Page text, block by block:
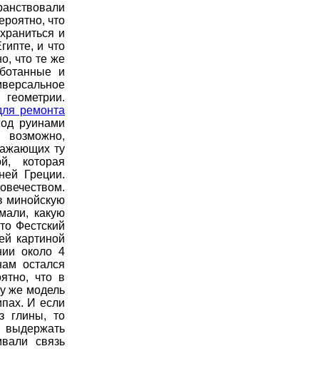
что
и
и что
что те же
и
ремонта
руинами
ту
которая
Греции.
минойскую
какую
Фестский
картиной
около 4
остался
что в
же модель
И если
глины, то
выдержать
связь